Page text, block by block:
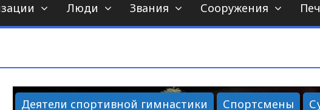
Люди Звания Сооружения
Деятели спортивной гимнастики Спортсмены